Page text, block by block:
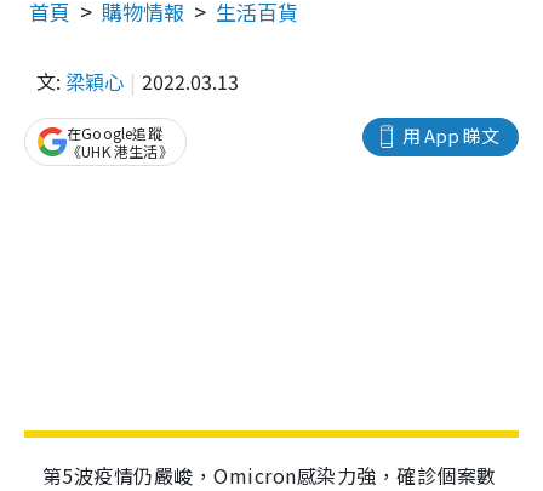
首頁 購物情報 生活百貨
文: 梁穎心 2022.03.13
用 App 睇文
在Google追蹤
《UHK 港生活》
第5波疫情仍嚴峻，Omicron感染力強，確診個案數